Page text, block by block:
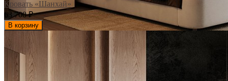
Кровать «Шанхай»
63 700₽
В корзину